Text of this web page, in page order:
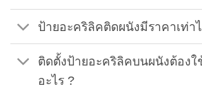
ป้ายอะคริลิคติดผนังมีราคาเท่า
ติดตั้งป้ายอะคริลิคบนผนังต้อง
อะไร ?